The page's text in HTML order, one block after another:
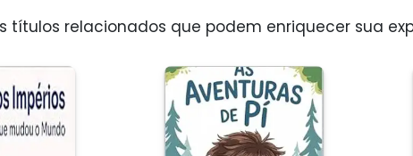
relacionados que podem enriquecer sua